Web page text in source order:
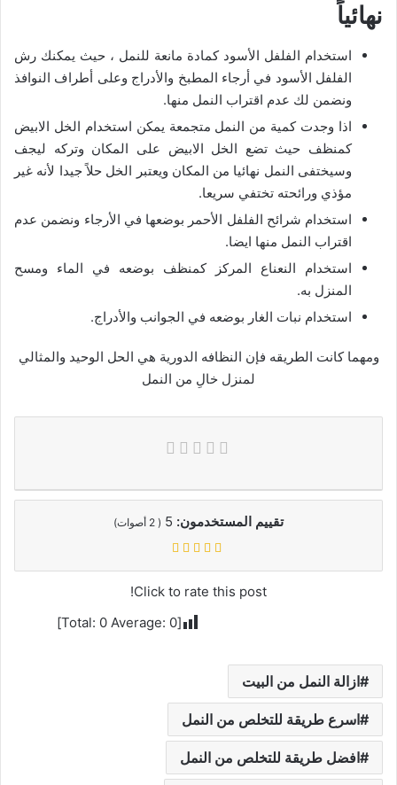
نهائياً
استخدام الفلفل الأسود كمادة مانعة للنمل ، حيث يمكنك رش
الفلفل الأسود في أرجاء المطبخ والأدراج وعلى أطراف النوافذ
ونضمن لك عدم اقتراب النمل منها.
اذا وجدت كمية من النمل متجمعة يمكن استخدام الخل الابيض
كمنظف حيث تضع الخل الابيض على المكان وتركه ليجف
وسيختفى النمل نهائيا من المكان ويعتبر الخل حلاً جيدا لأنه غير
مؤذي ورائحته تختفي سريعا.
استخدام شرائح الفلفل الأحمر بوضعها في الأرجاء ونضمن عدم
اقتراب النمل منها ايضا.
استخدام النعناع المركز كمنظف بوضعه في الماء ومسح
المنزل به.
استخدام نبات الغار بوضعه في الجوانب والأدراج.
ومهما كانت الطريقه فإن النظافه الدورية هي الحل الوحيد والمثالي
لمنزل خالِ من النمل
تقييم المستخدمون: 5
(
2 أصوات)
Click to rate this post!
[Total:
0Average: 0
]
ازالة النمل من البيت
اسرع طريقة للتخلص من النمل
افضل طريقة للتخلص من النمل